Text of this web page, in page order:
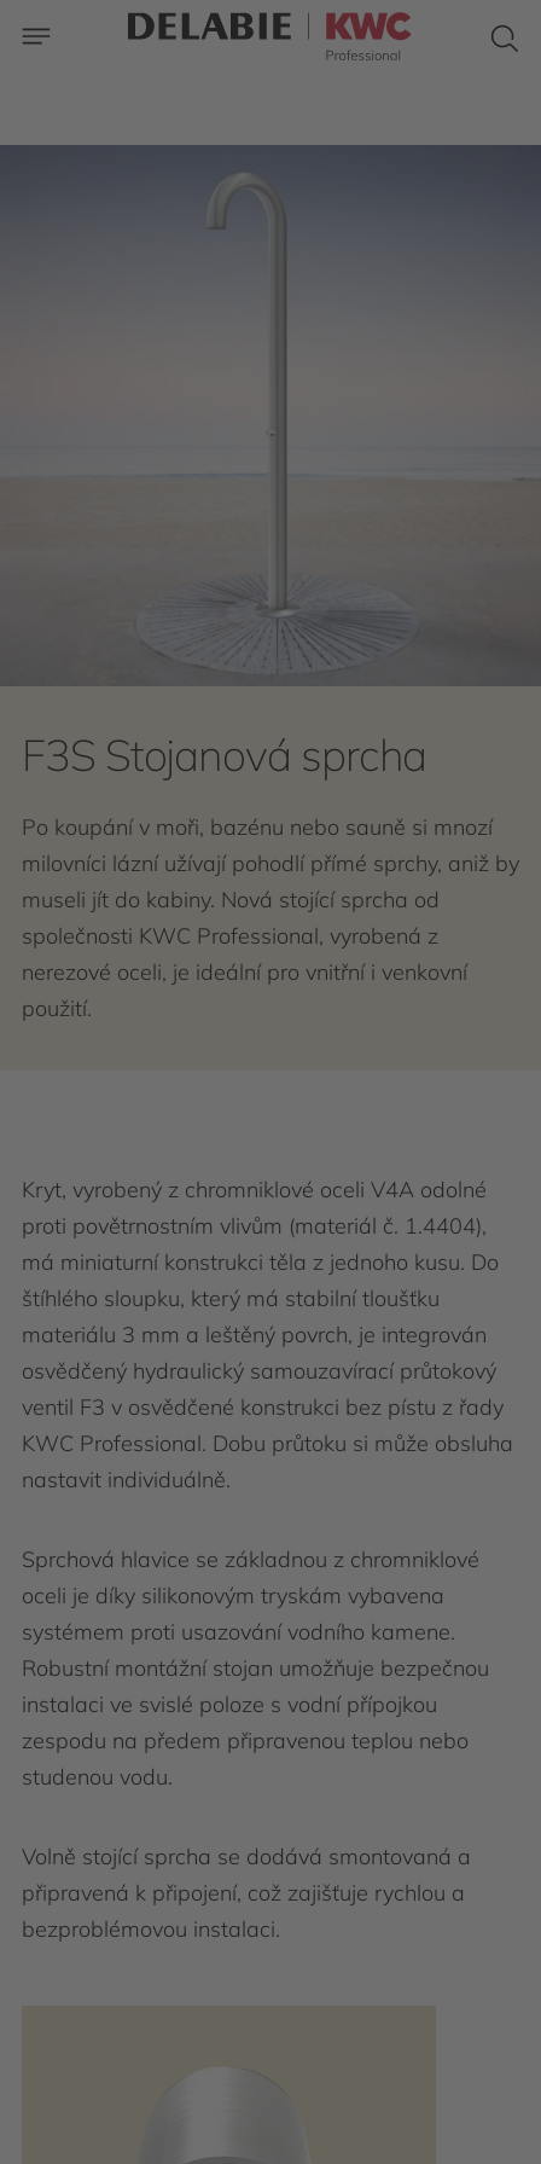
F3S Stojanová sprcha
Po koupání v moři, bazénu nebo sauně si mnozí
milovníci lázní užívají pohodlí přímé sprchy, aniž by
museli jít do kabiny. Nová stojící sprcha od
společnosti KWC Professional, vyrobená z
nerezové oceli, je ideální pro vnitřní i venkovní
použití.
Kryt, vyrobený z chromniklové oceli V4A odolné
proti povětrnostním vlivům (materiál č. 1.4404),
má miniaturní konstrukci těla z jednoho kusu. Do
štíhlého sloupku, který má stabilní tloušťku
materiálu 3 mm a leštěný povrch, je integrován
osvědčený hydraulický samouzavírací průtokový
ventil F3 v osvědčené konstrukci bez pístu z řady
KWC Professional. Dobu průtoku si může obsluha
nastavit individuálně.
Sprchová hlavice se základnou z chromniklové
oceli je díky silikonovým tryskám vybavena
systémem proti usazování vodního kamene.
Robustní montážní stojan umožňuje bezpečnou
instalaci ve svislé poloze s vodní přípojkou
zespodu na předem připravenou teplou nebo
studenou vodu.
Volně stojící sprcha se dodává smontovaná a
připravená k připojení, což zajišťuje rychlou a
bezproblémovou instalaci.